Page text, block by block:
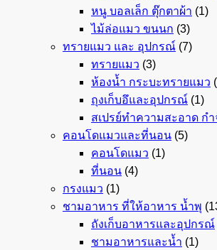
หนู บอลเล็ก ตุ๊กตาผ้า (1)
ไม้ล่อแมว ขนนก (3)
ทรายแมว และ อุปกรณ์ (7)
ทรายแมว (3)
ห้องน้ำ กระบะทรายแมว
ถุงเก็บอึและอุปกรณ์ (1)
สเปรย์ทำความสะอาด ก
คอนโดแมวและที่นอน (5)
คอนโดแมว (1)
ที่นอน (4)
กรงแมว (1)
ชามอาหาร ที่ให้อาหาร น้ำพุ
ถังเก็บอาหารและอุปกรณ์
ชามอาหารและน้ำ (1)